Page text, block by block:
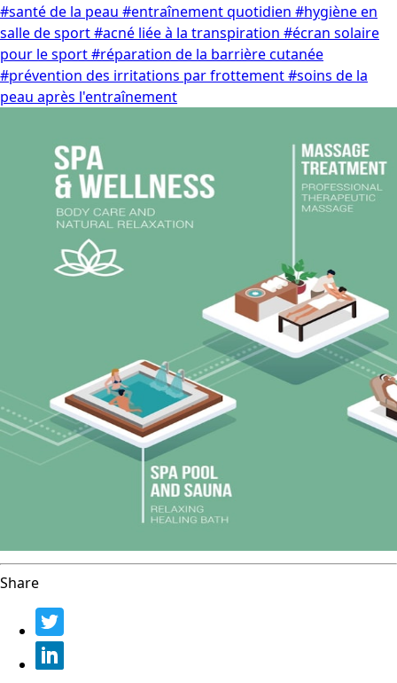
#santé de la peau #entraînement quotidien #hygiène en
salle de sport#acné liée à la transpiration #écran solaire
pour le sport#réparation de la barrière cutanée
#prévention des irritations par frottement#soins de la
peau après l'entraînement
Share